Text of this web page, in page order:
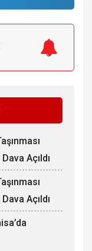
Açıldı
Açıldı